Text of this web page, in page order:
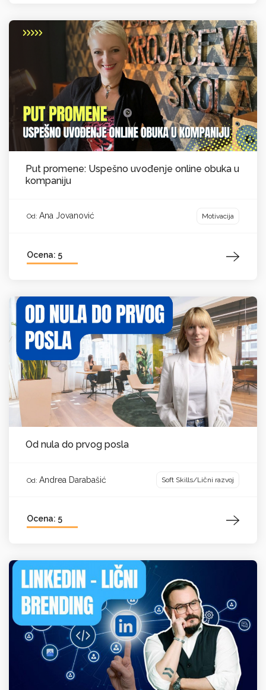
Put promene: Uspešno uvođenje online obuka u
kompaniju
Od: Ana Jovanović Motivacija
Ocena: 5
Od nula do prvog posla
Od: Andrea Darabašić Soft Skills/Lični razvoj
Ocena: 5